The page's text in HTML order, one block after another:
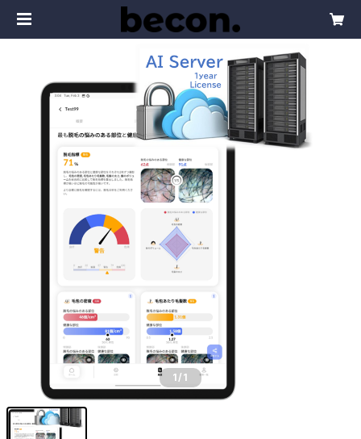
1 /1